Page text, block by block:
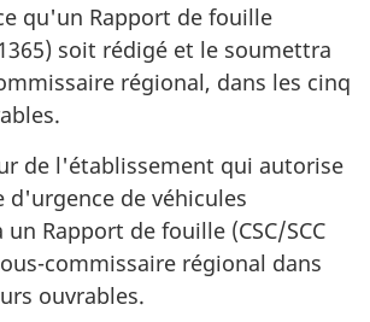
qu'un Rapport de fouille
1365) soit rédigé et le soumettra
régional, dans les cinq
de l'établissement qui autorise
d'urgence de véhicules
Rapport de fouille (CSC/SCC
commissaire régional dans
ouvrables.